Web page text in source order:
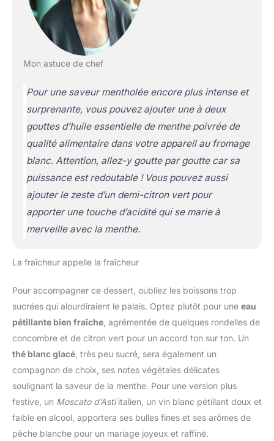
Mon astuce de chef
Pour une saveur mentholée encore plus intense et
surprenante, vous pouvez ajouter une à deux
gouttes d’huile essentielle de menthe poivrée de
qualité alimentaire dans votre appareil au fromage
blanc. Attention, allez-y goutte par goutte car sa
puissance est redoutable ! Vous pouvez aussi
ajouter le zeste d’un demi-citron vert pour
apporter une touche d’acidité qui se marie à
merveille avec la menthe.
La fraîcheur appelle la fraîcheur
Pour accompagner ce dessert, oubliez les boissons trop
sucrées qui alourdiraient le palais. Optez plutôt pour une eau
pétillante bien fraîche , agrémentée de quelques rondelles de
concombre et de citron vert pour un accord ton sur ton. Un
thé blanc glacé , très peu sucré, sera également un
compagnon de choix, ses notes végétales délicates
soulignant la saveur de la menthe. Pour une version plus
festive, un Moscato d’Astiitalien, un vin blanc pétillant doux et
faible en alcool, apportera ses bulles fines et ses arômes de
pêche blanche pour un mariage joyeux et raffiné.